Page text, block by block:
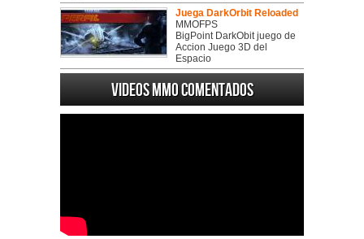
Juega DarkOrbit Reloaded
MMOFPS
BigPoint DarkObit juego de
Accion Juego 3D del
Espacio
Videos MMO Comentados